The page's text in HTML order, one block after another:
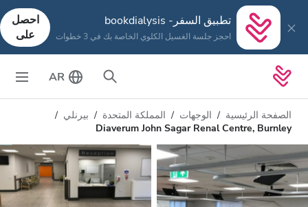
تطبيق السفر- bookdialysis
احجز جلسة الغسيل الكلوي الخاصة بك في 3 خطوات
احصل
على
AR
الصفحة الرئيسية الوجهات المملكة المتحدة
بيرنلي
Diaverum John Sagar Renal Centre, Burnley